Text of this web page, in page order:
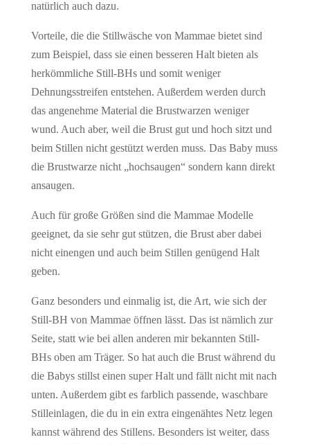
natürlich auch dazu.
Vorteile, die die Stillwäsche von Mammae bietet sind
zum Beispiel, dass sie einen besseren Halt bieten als
herkömmliche Still-BHs und somit weniger
Dehnungsstreifen entstehen. Außerdem werden durch
das angenehme Material die Brustwarzen weniger
wund. Auch aber, weil die Brust gut und hoch sitzt und
beim Stillen nicht gestützt werden muss. Das Baby muss
die Brustwarze nicht „hochsaugen“ sondern kann direkt
ansaugen.
Auch für große Größen sind die Mammae Modelle
geeignet, da sie sehr gut stützen, die Brust aber dabei
nicht einengen und auch beim Stillen genügend Halt
geben.
Ganz besonders und einmalig ist, die Art, wie sich der
Still-BH von Mammae öffnen lässt. Das ist nämlich zur
Seite, statt wie bei allen anderen mir bekannten Still-
BHs oben am Träger. So hat auch die Brust während du
die Babys stillst einen super Halt und fällt nicht mit nach
unten. Außerdem gibt es farblich passende, waschbare
Stilleinlagen, die du in ein extra eingenähtes Netz legen
kannst während des Stillens. Besonders ist weiter, dass